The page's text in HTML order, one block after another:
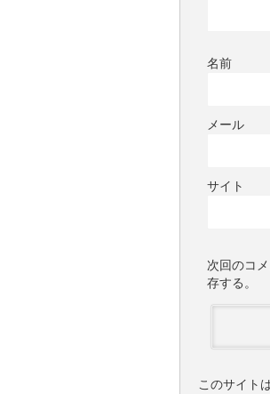
名前
メール
サイト
次回のコ
存する。
このサイト